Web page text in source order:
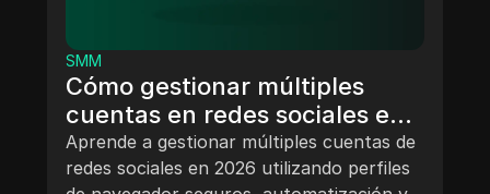
SMM
Cómo gestionar múltiples
cuentas en redes sociales en
2026: La guía definitiva para
expertos
Aprende a gestionar múltiples cuentas de
redes sociales en 2026 utilizando perfiles